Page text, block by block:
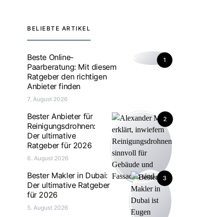
BELIEBTE ARTIKEL
1
Beste Online-
Paarberatung: Mit diesem
Ratgeber den richtigen
Anbieter finden
7. August 2026
2
Bester Anbieter für
Reinigungsdrohnen:
Der ultimative
Ratgeber für 2026
6. August 2026
3
Bester Makler in Dubai:
Der ultimative Ratgeber
für 2026
5. August 2026